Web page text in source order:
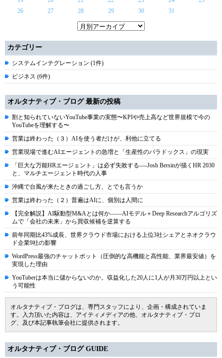
26
27 28 29 30 31
カテゴリー
システムインテグレーション (1件)
ビジネス (6件)
オルタナティブ・ブログ 最新の投稿
割と知られていないYouTube事業の実態〜KPIや売上高など世界規模で今の
YouTubeを理解する〜
営業は終わった（３）AIを使う者だけが、利他に立てる
営業現場で進むAIエージェントの急増と「生産性のパラドックス」の現実
「巨大な万能HRエージェント」は必ず失敗する----Josh Bersinが描くHR 2030
と、マルチエージェント時代の人事
沖縄で台風が来たときの過ごし方、とでも言うか
営業は終わった（２）普遍はAIに、個別は人間に
【完全解説】AI駆動型M&Aとは何か――AIモデル＋Deep Researchアルゴリズ
ムで「会社の未来」から買収候補を逆算する
前年同期比43%成長、世界クラウド市場における上位3社シェアとネオクラウ
ド企業9社の影響
WordPress最強のチャットボット（圧倒的な高機能と高性能、業界最安値）を
実現した理由
YouTuberは本当に儲からないのか。収益化した20人に1人が月30万円以上とい
う可能性
オルタナティブ・ブログは、専門スタッフにより、企画・構成されていま
す。入力頂いた内容は、アイティメディアの他、オルタナティブ・ブロ
グ、及び本記事執筆会社に提供されます。
オルタナティブ・ブログ GUIDE